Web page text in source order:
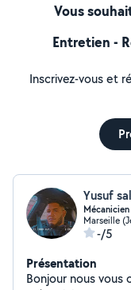
Vous
Entretien -
Inscrivez-vous et
Yusuf
Mécanicien
Marseille
-/5
Présentation
Bonjour nous vous